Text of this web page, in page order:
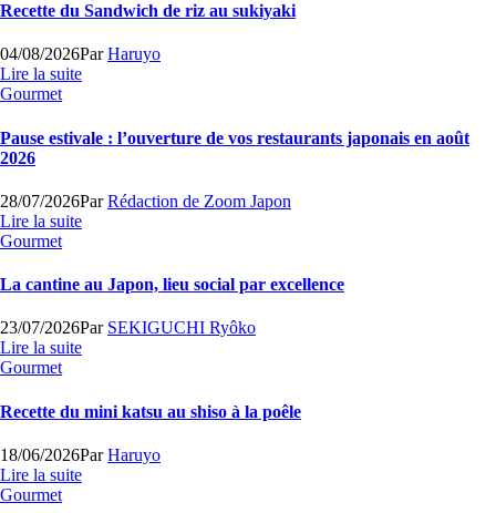
Recette du Sandwich de riz au sukiyaki
04/08/2026Par Haruyo
Lire la suite
Gourmet
Pause estivale : l’ouverture de vos restaurants japonais en août
2026
28/07/2026Par Rédaction de Zoom Japon
Lire la suite
Gourmet
La cantine au Japon, lieu social par excellence
23/07/2026Par SEKIGUCHI Ryôko
Lire la suite
Gourmet
Recette du mini katsu au shiso à la poêle
18/06/2026Par Haruyo
Lire la suite
Gourmet